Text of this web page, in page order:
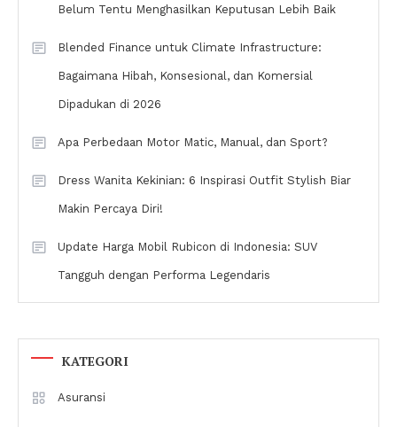
Belum Tentu Menghasilkan Keputusan Lebih Baik
Blended Finance untuk Climate Infrastructure:
Bagaimana Hibah, Konsesional, dan Komersial
Dipadukan di 2026
Apa Perbedaan Motor Matic, Manual, dan Sport?
Dress Wanita Kekinian: 6 Inspirasi Outfit Stylish Biar
Makin Percaya Diri!
Update Harga Mobil Rubicon di Indonesia: SUV
Tangguh dengan Performa Legendaris
KATEGORI
Asuransi